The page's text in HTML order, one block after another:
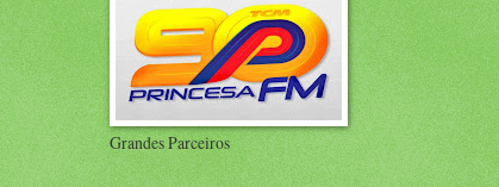
Grandes Parceiros